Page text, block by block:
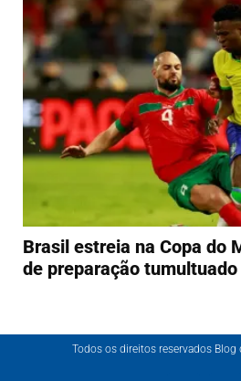
Brasil estreia na Copa do
de preparação tumultuado
Todos os direitos reservados Blog